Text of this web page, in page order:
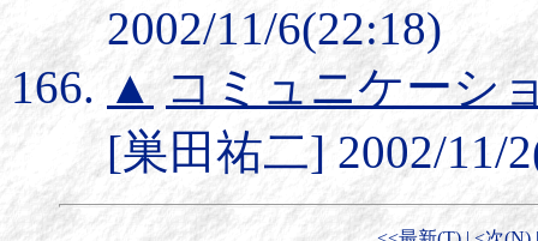
2002/11/6(22:18)
▲ コミュニケーシ
[巣田祐二] 2002/11/